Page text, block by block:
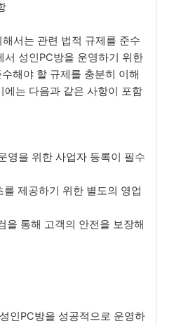
서는 관련 법적 규제를 준수
서 성인PC방을 운영하기 위한
해야 할 규제를 충분히 이해
에는 다음과 같은 사항이 포함
영을 위한 사업자 등록이 필수
를 제공하기 위한 별도의 영업
을 통해 고객의 안전을 보장해
인PC방을 성공적으로 운영하